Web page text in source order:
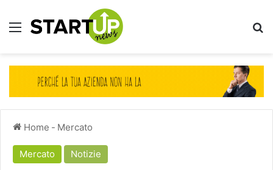
Menu
Home - Mercato
Mercato Notizie